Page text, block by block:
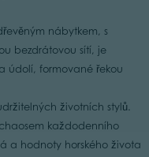
nábytkem, s
bezdrátovou sítí, je
údolí, formované řekou
životních stylů.
každodenního
a hodnoty horského života